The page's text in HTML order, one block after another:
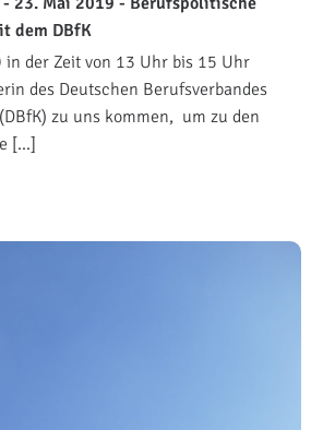
dem DBfK
der Zeit von 13 Uhr bis 15 Uhr
des Deutschen Berufsverbandes
zu uns kommen, um zu den
[…]